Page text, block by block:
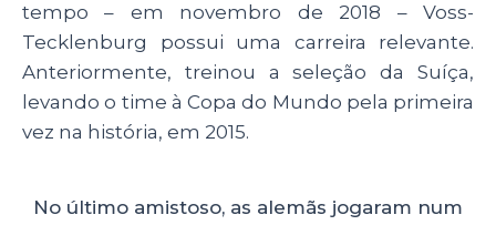
tempo – em novembro de 2018 – Voss-
Tecklenburg possui uma carreira relevante.
Anteriormente, treinou a seleção da Suíça,
levando o time à Copa do Mundo pela primeira
vez na história, em 2015.
No último amistoso, as alemãs jogaram num